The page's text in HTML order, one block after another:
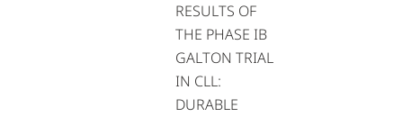
RESULTS OF
THE PHASE IB
GALTON TRIAL
IN CLL:
DURABLE